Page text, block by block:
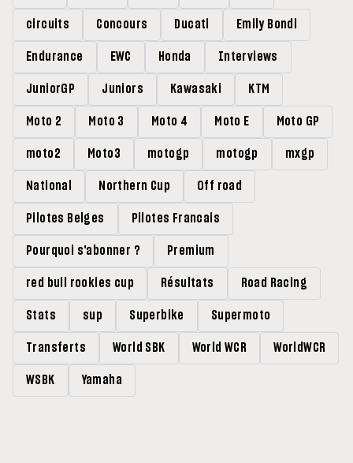
circuits Concours Ducati Emily Bondi
Endurance EWC Honda Interviews
JuniorGP Juniors Kawasaki KTM
Moto 2 Moto 3 Moto 4 Moto E Moto GP
moto2 Moto3 motogp motogp mxgp
National Northern Cup Off road
Pilotes Belges Pilotes Francais
Pourquoi s'abonner ? Premium
red bull rookies cup Résultats Road Racing
Stats sup Superbike Supermoto
Transferts World SBK World WCR WorldWCR
WSBK Yamaha